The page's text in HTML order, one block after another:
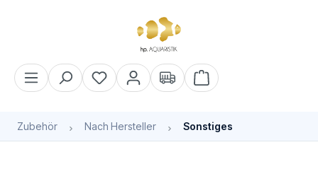
Warenkorb enthält 0
Zubehör Nach Hersteller Sonstiges